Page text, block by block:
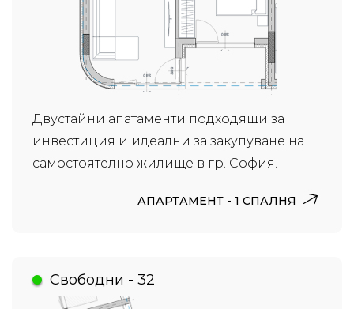
Двустайни апатаменти подходящи за
инвестиция и идеални за закупуване на
самостоятелно жилище в гр. София.
АПАРТАМЕНТ - 1 СПАЛНЯ
Свободни - 32